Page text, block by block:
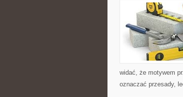
widać, że motywem
oznaczać przesady,